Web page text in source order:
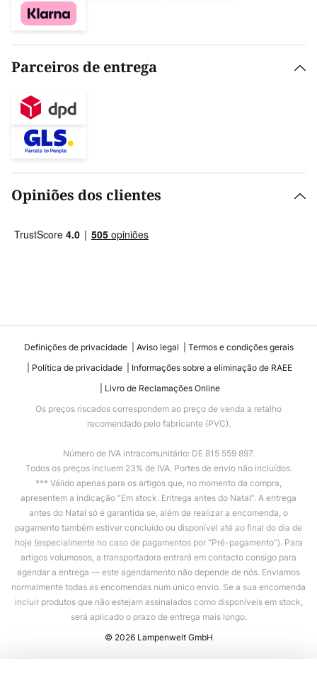
Parceiros de entrega
Opiniões dos clientes
Definições de privacidade Aviso legal
Termos e condições gerais
Política de privacidade
Informações sobre a eliminação de RAEE
Livro de Reclamações Online
Os preços riscados correspondem ao preço de venda a retalho
recomendado pelo fabricante (PVC).
Número de IVA intracomunitário: DE 815 559 897.
Todos os preços incluem 23% de IVA. Portes de envio não incluídos.
*** Válido apenas para os artigos que, no momento da compra,
apresentem a indicação “Em stock. Entrega antes do Natal”. A entrega
antes do Natal só é garantida se, além de realizar a encomenda, o
pagamento também estiver concluído ou disponível até ao final do dia de
hoje (especialmente no caso de pagamentos por “Pré-pagamento”). Para
artigos volumosos, a transportadora entrará em contacto consigo para
agendar a entrega — este agendamento não depende de nós. Enviamos
normalmente todas as encomendas num único envio. Se a sua encomenda
incluir produtos que não estejam assinalados como disponíveis em stock,
será aplicado o prazo de entrega mais longo.
© 2026 Lampenwelt GmbH